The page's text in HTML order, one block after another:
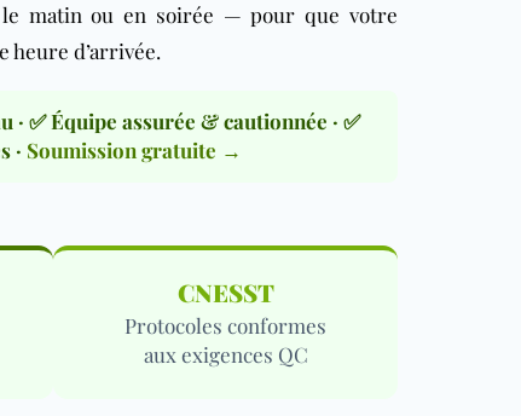
matin ou en soirée — pour que votre
heure d’arrivée.
· ✅ Équipe assurée & cautionnée · ✅
· Soumission gratuite →
CNESST
Protocoles conformes
aux exigences QC